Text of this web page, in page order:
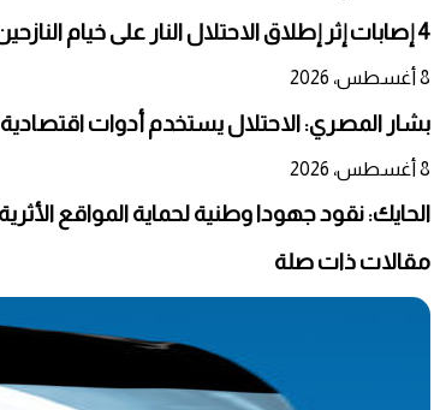
4 إصابات إثر إطلاق الاحتلال النار على خيام النازحين بمواصي خانيونس
8 أغسطس، 2026
بشار المصري: الاحتلال يستخدم أدوات
8 أغسطس، 2026
الحايك: نقود جهودا وطنية لحماية المواقع
مقالات ذات صلة